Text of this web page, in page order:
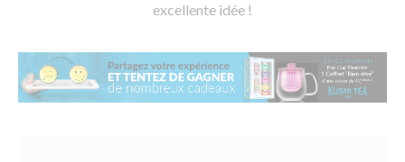
excellente idée !